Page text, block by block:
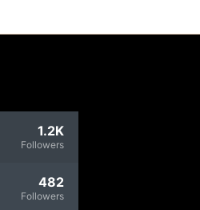
1.2K
Followers
482
Followers